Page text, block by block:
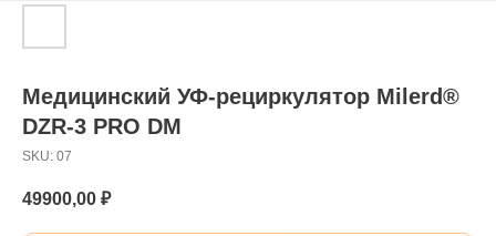
Медицинский УФ-рециркулятор Milerd®
DZR-3 PRO DM
SKU: 07
49900,00 ₽